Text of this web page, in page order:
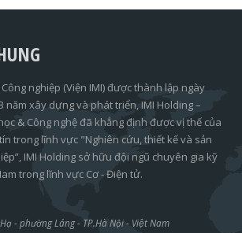
nghiệp (Viện IMI) được thành lập ngày
năm xây dựng và phát triển, IMI Holding –
& Công nghệ đã khẳng định được vị thế của
trong lĩnh vực "Nghiên cứu, thiết kế và sản
IMI Holding sở hữu đội ngũ chuyên gia kỹ
trong lĩnh vực Cơ - Điện tử.
- phường Láng - TP.Hà Nội- Việt Nam